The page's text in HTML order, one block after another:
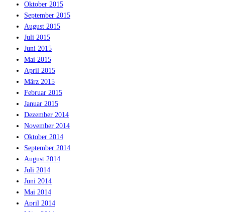
Oktober 2015
September 2015
August 2015
Juli 2015
Juni 2015
Mai 2015
April 2015
März 2015
Februar 2015
Januar 2015
Dezember 2014
November 2014
Oktober 2014
September 2014
August 2014
Juli 2014
Juni 2014
Mai 2014
April 2014